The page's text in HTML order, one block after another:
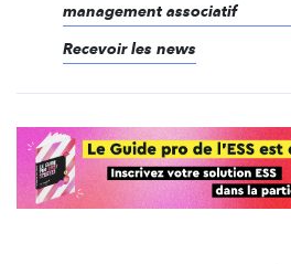
management associatif
Recevoir les news